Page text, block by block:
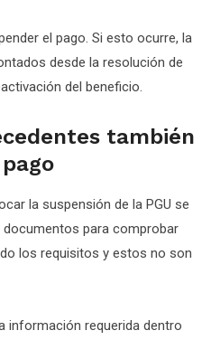
el pago. Si esto ocurre, la
desde la resolución de
del beneficio.
también
la suspensión de la PGU se
para comprobar
los requisitos y estos no son
información requerida dentro